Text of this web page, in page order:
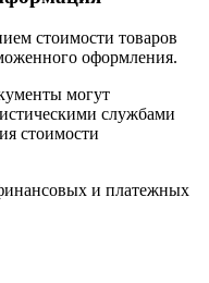
стоимости товаров
оформления.
могут
службами
стоимости
и платежных